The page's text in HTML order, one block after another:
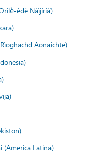
èdè Nàìjíríà)
Aonaichte)
(America Latina)